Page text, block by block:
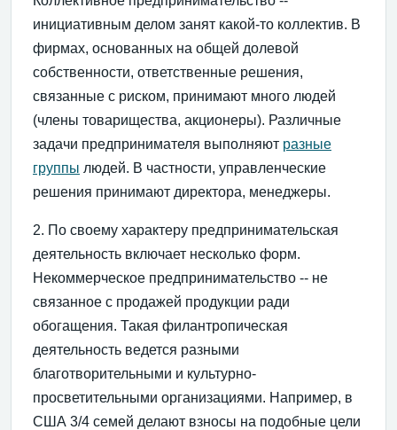
инициативным делом занят какой-то коллектив. В
фирмах, основанных на общей долевой
собственности, ответственные решения,
связанные с риском, принимают много людей
(члены товарищества, акционеры). Различные
задачи предпринимателя выполняют разные
группы людей. В частности, управленческие
решения принимают директора, менеджеры.
2. По своему характеру предпринимательская
деятельность включает несколько форм.
Некоммерческое предпринимательство -- не
связанное с продажей продукции ради
обогащения. Такая филантропическая
деятельность ведется разными
благотворительными и культурно-
просветительными организациями. Например, в
США 3/4 семей делают взносы на подобные цели